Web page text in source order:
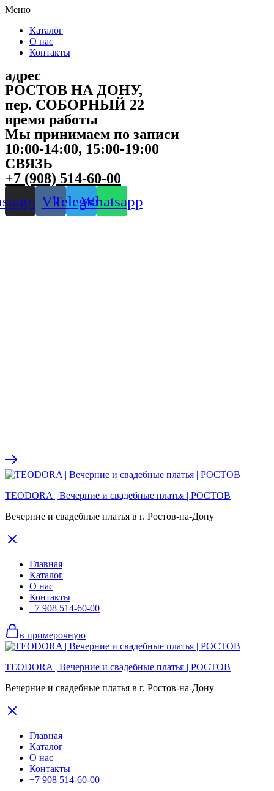
Меню
Каталог
О нас
Контакты
адрес
РОСТОВ НА ДОНУ,
пер. СОБОРНЫЙ 22
время работы
Мы принимаем по записи
10:00-14:00, 15:00-19:00
СВЯЗЬ
+7 (908) 514-60-00
VkTelegramWhatsapp
TEODORA | Вечерние и свадебные платья | РОСТОВ
Вечерние и свадебные платья в г. Ростов-на-Дону
Главная
Каталог
О нас
Контакты
+7 908 514-60-00
в примерочную
TEODORA | Вечерние и свадебные платья | РОСТОВ
Вечерние и свадебные платья в г. Ростов-на-Дону
Главная
Каталог
О нас
Контакты
+7 908 514-60-00